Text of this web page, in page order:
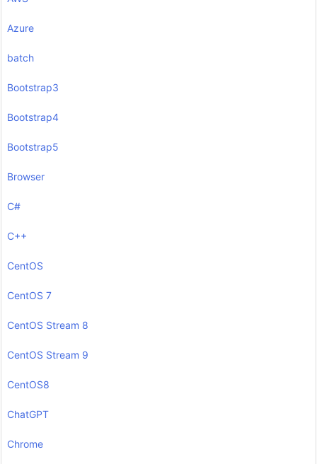
Azure
batch
Bootstrap3
Bootstrap4
Bootstrap5
Browser
C#
C++
CentOS
CentOS 7
CentOS Stream 8
CentOS Stream 9
CentOS8
ChatGPT
Chrome